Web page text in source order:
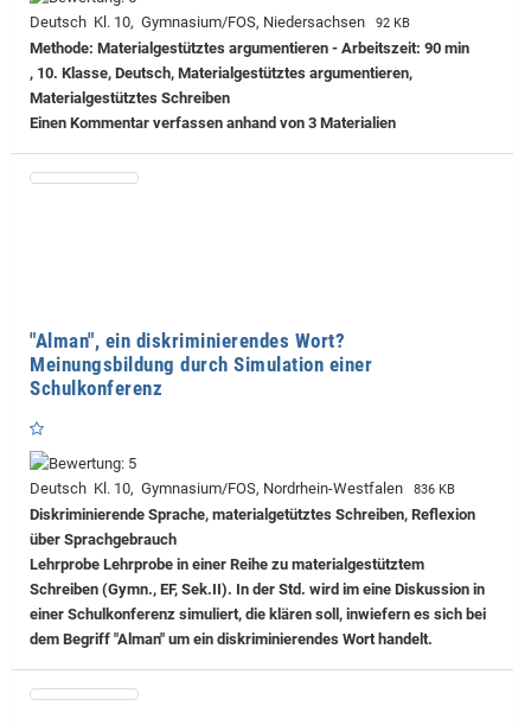
Deutsch Kl. 10, Gymnasium/FOS, Niedersachsen 92 KB
Methode: Materialgestütztes argumentieren - Arbeitszeit: 90 min
, 10. Klasse, Deutsch, Materialgestütztes argumentieren,
Materialgestütztes Schreiben
Einen Kommentar verfassen anhand von 3 Materialien
"Alman", ein diskriminierendes Wort?
Meinungsbildung durch Simulation einer
Schulkonferenz
Deutsch Kl. 10, Gymnasium/FOS, Nordrhein-Westfalen 836 KB
Diskriminierende Sprache, materialgetütztes Schreiben, Reflexion
über Sprachgebrauch
Lehrprobe Lehrprobe in einer Reihe zu materialgestütztem
Schreiben (Gymn., EF, Sek.II). In der Std. wird im eine Diskussion in
einer Schulkonferenz simuliert, die klären soll, inwiefern es sich bei
dem Begriff "Alman" um ein diskriminierendes Wort handelt.